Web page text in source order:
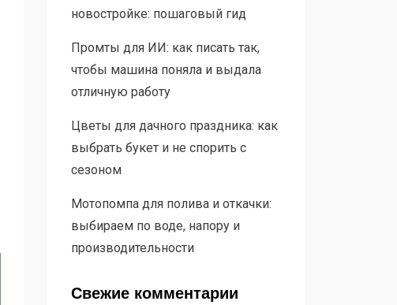
новостройке: пошаговый гид
Промты для ИИ: как писать так,
чтобы машина поняла и выдала
отличную работу
Цветы для дачного праздника: как
выбрать букет и не спорить с
сезоном
Мотопомпа для полива и откачки:
выбираем по воде, напору и
производительности
Свежие комментарии